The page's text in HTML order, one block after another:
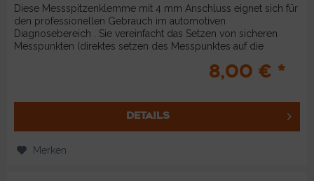
Diese Messspitzenklemme mit 4 mm Anschluss eignet sich für
den professionellen Gebrauch im automotiven
Diagnosebereich . Sie vereinfacht das Setzen von sicheren
Messpunkten (direktes setzen des Messpunktes auf die
8,00 € *
DETAILS
Merken